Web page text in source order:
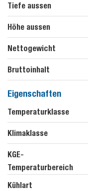
Tiefe aussen
Höhe aussen
Nettogewicht
Bruttoinhalt
Eigenschaften
Temperaturklasse
Klimaklasse
KGE-
Temperaturbereich
Kühlart